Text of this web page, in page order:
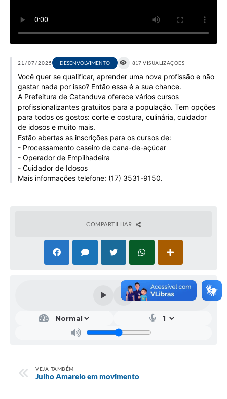
Arquivos para Download
Notícias
Obras
Galeria de Vídeos
Projetos
Links
Telefones Úteis
A Prefeitura
21/07/2025 DESENVOLVIMENTO 817 VISUALIZAÇÕES
Você quer se qualificar, aprender uma nova profissão e não
gastar nada por isso? Então essa é a sua chance.
A Prefeitura de Catanduva oferece vários cursos
profissionalizantes gratuitos para a população. Tem opções
para todos os gostos: corte e costura, culinária, cuidador
de idosos e muito mais.
Estão abertas as inscrições para os cursos de:
- Processamento caseiro de cana-de-açúcar
- Operador de Empilhadeira
- Cuidador de Idosos
Mais informações telefone: (17) 3531-9150.
COMPARTILHAR
VEJA TAMBÉM
Julho Amarelo em movimento